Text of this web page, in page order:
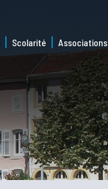
Scolarité Associations